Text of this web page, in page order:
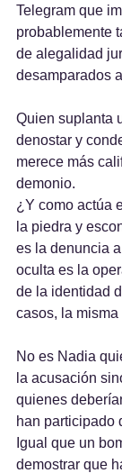
Telegram que
probablemente
de alegalidad
desamparados
Quien suplanta
denostar y
merece más
demonio.
¿Y como actúa
la piedra y
es la denuncia
oculta es la
de la identidad
casos, la
No es Nadia
la acusación
quienes
han participado
Igual que un
demostrar que